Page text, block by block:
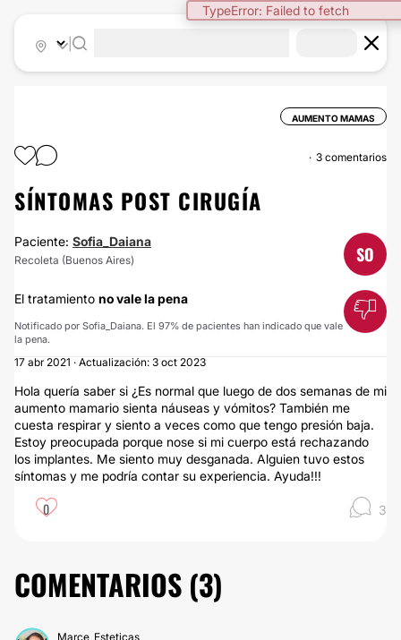
TypeError: Failed to fetch
AUMENTO MAMAS
3 comentarios
SÍNTOMAS POST CIRUGÍA
Paciente: Sofia_Daiana
Recoleta (Buenos Aires) SO
El tratamiento no vale la pena
Notificado por Sofia_Daiana. El 97% de pacientes han indicado que vale
la pena.
17 abr 2021 · Actualización: 3 oct 2023
Hola quería saber si ¿Es normal que luego de dos semanas de mi
aumento mamario sienta náuseas y vómitos? También me
cuesta respirar y siento a veces como que tengo presión baja.
Estoy preocupada porque nose si mi cuerpo está rechazando
los implantes. Me siento muy desganada. Alguien tuvo estos
síntomas y me podría contar su experiencia. Ayuda!!!
0 3
COMENTARIOS (3)
Marce_Esteticas